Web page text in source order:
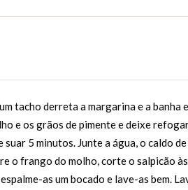
tacho derreta a margarina e a
e os grãos de pimente e deixe
5 minutos. Junte a água, o caldo
o frango do molho, corte o salpicão
as um bocado e lave-as bem.